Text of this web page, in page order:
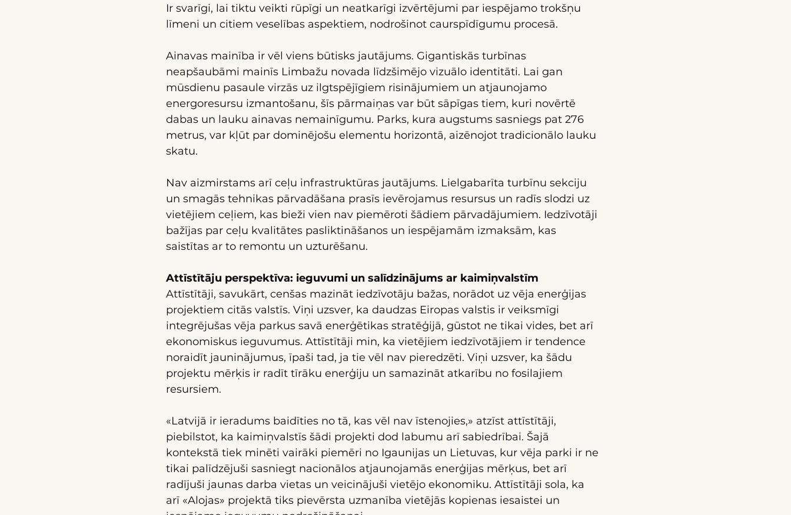
Ir svarīgi, lai tiktu veikti rūpīgi un neatkarīgi izvērtējumi par iespējamo trokšņu
līmeni un citiem veselības aspektiem, nodrošinot caurspīdīgumu procesā.
Ainavas mainība ir vēl viens būtisks jautājums. Gigantiskās turbīnas
neapšaubāmi mainīs Limbažu novada līdzšimējo vizuālo identitāti. Lai gan
mūsdienu pasaule virzās uz ilgtspējīgiem risinājumiem un atjaunojamo
energoresursu izmantošanu, šīs pārmaiņas var būt sāpīgas tiem, kuri novērtē
dabas un lauku ainavas nemainīgumu. Parks, kura augstums sasniegs pat 276
metrus, var kļūt par dominējošu elementu horizontā, aizēnojot tradicionālo lauku
skatu.
Nav aizmirstams arī ceļu infrastruktūras jautājums. Lielgabarīta turbīnu sekciju
un smagās tehnikas pārvadāšana prasīs ievērojamus resursus un radīs slodzi uz
vietējiem ceļiem, kas bieži vien nav piemēroti šādiem pārvadājumiem. Iedzīvotāji
bažījas par ceļu kvalitātes pasliktināšanos un iespējamām izmaksām, kas
saistītas ar to remontu un uzturēšanu.
Attīstītāju perspektīva: ieguvumi un salīdzinājums ar kaimiņvalstīm
Attīstītāji, savukārt, cenšas mazināt iedzīvotāju bažas, norādot uz vēja enerģijas
projektiem citās valstīs. Viņi uzsver, ka daudzas Eiropas valstis ir veiksmīgi
integrējušas vēja parkus savā enerģētikas stratēģijā, gūstot ne tikai vides, bet arī
ekonomiskus ieguvumus. Attīstītāji min, ka vietējiem iedzīvotājiem ir tendence
noraidīt jauninājumus, īpaši tad, ja tie vēl nav pieredzēti. Viņi uzsver, ka šādu
projektu mērķis ir radīt tīrāku enerģiju un samazināt atkarību no fosilajiem
resursiem.
«Latvijā ir ieradums baidīties no tā, kas vēl nav īstenojies,» atzīst attīstītāji,
piebilstot, ka kaimiņvalstīs šādi projekti dod labumu arī sabiedrībai. Šajā
kontekstā tiek minēti vairāki piemēri no Igaunijas un Lietuvas, kur vēja parki ir ne
tikai palīdzējuši sasniegt nacionālos atjaunojamās enerģijas mērķus, bet arī
radījuši jaunas darba vietas un veicinājuši vietējo ekonomiku. Attīstītāji sola, ka
arī «Alojas» projektā tiks pievērsta uzmanība vietējās kopienas iesaistei un